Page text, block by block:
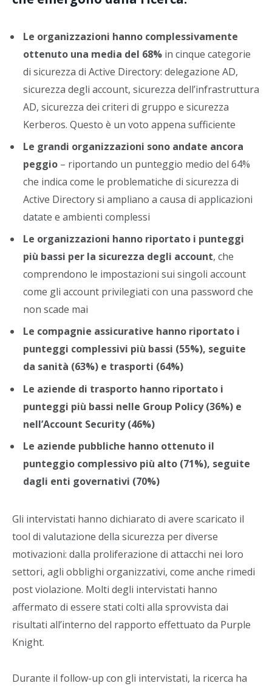
Le organizzazioni hanno complessivamente
ottenuto una media del 68% in cinque categorie
di sicurezza di Active Directory: delegazione AD,
sicurezza degli account, sicurezza dell’infrastruttura
AD, sicurezza dei criteri di gruppo e sicurezza
Kerberos. Questo è un voto appena sufficiente
Le grandi organizzazioni sono andate ancora
peggio – riportando un punteggio medio del 64%
che indica come le problematiche di sicurezza di
Active Directory si ampliano a causa di applicazioni
datate e ambienti complessi
Le organizzazioni hanno riportato i punteggi
più bassi per la sicurezza degli account, che
comprendono le impostazioni sui singoli account
come gli account privilegiati con una password che
non scade mai
Le compagnie assicurative hanno riportato i
punteggi complessivi più bassi (55%), seguite
da sanità (63%) e trasporti (64%)
Le aziende di trasporto hanno riportato i
punteggi più bassi nelle Group Policy (36%) e
nell’Account Security (46%)
Le aziende pubbliche hanno ottenuto il
punteggio complessivo più alto (71%), seguite
dagli enti governativi (70%)
Gli intervistati hanno dichiarato di avere scaricato il
tool di valutazione della sicurezza per diverse
motivazioni: dalla proliferazione di attacchi nei loro
settori, agli obblighi organizzativi, come anche rimedi
post violazione. Molti degli intervistati hanno
affermato di essere stati colti alla sprovvista dai
risultati all’interno del rapporto effettuato da Purple
Knight.
Durante il follow-up con gli intervistati, la ricerca ha